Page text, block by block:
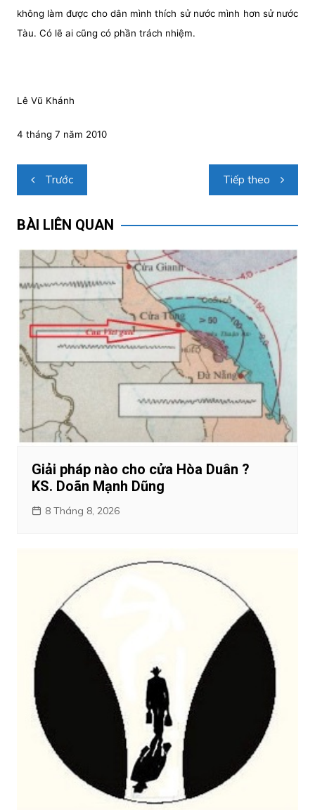
không làm được cho dân mình thích sử nước mình hơn sử nước
­­Tàu. Có lẽ ai cũng có phần trách nhiệm.
Lê Vũ Khánh
4 tháng 7 năm 2010
Điều
hướng
bài
Trước Tiếp theo
BÀI LIÊN QUAN
Giải pháp nào cho cửa Hòa Duân ?
KS. Doãn Mạnh Dũng
8 Tháng 8, 2026